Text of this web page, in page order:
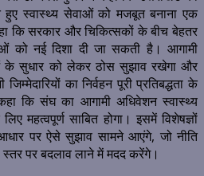
हुए स्वास्थ्य सेवाओं को मजबूत बनाना एक
कि सरकार और चिकित्सकों के बीच बेहतर
को नई दिशा दी जा सकती है। आगामी
के सुधार को लेकर ठोस सुझाव रखेगा और
का निर्वहन पूरी प्रतिबद्धता के
कि संघ का आगामी अधिवेशन स्वास्थ्य
महत्वपूर्ण साबित होगा। इसमें विशेषज्ञों
पर ऐसे सुझाव सामने आएंगे, जो नीति
स्तर पर बदलाव लाने में मदद करेंगे।